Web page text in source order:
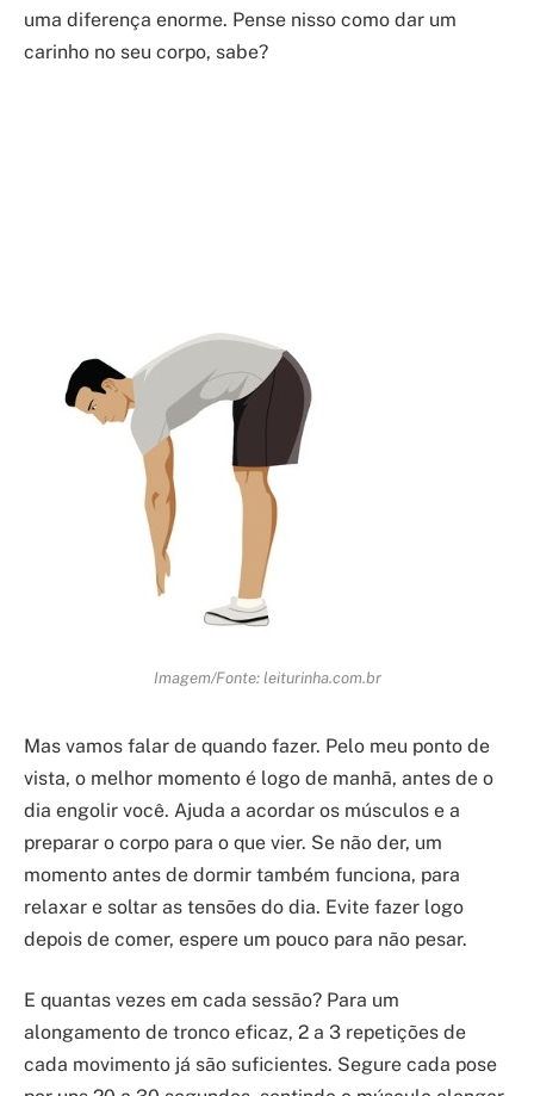
uma diferença enorme. Pense nisso como dar um
carinho no seu corpo, sabe?
Imagem/Fonte: leiturinha.com.br
Mas vamos falar de quando fazer. Pelo meu ponto de
vista, o melhor momento é logo de manhã, antes de o
dia engolir você. Ajuda a acordar os músculos e a
preparar o corpo para o que vier. Se não der, um
momento antes de dormir também funciona, para
relaxar e soltar as tensões do dia. Evite fazer logo
depois de comer, espere um pouco para não pesar.
E quantas vezes em cada sessão? Para um
alongamento de tronco eficaz, 2 a 3 repetições de
cada movimento já são suficientes. Segure cada pose